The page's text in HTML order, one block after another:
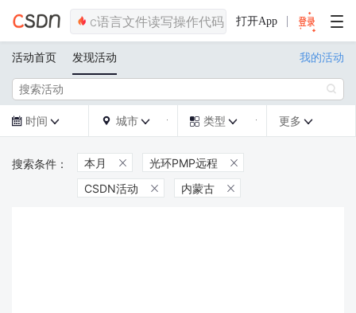
打开App
活动首页 发现活动 我的活动

 时间   城市   类型  更多 
本月  光环PMP远程 
CSDN活动  内蒙古 